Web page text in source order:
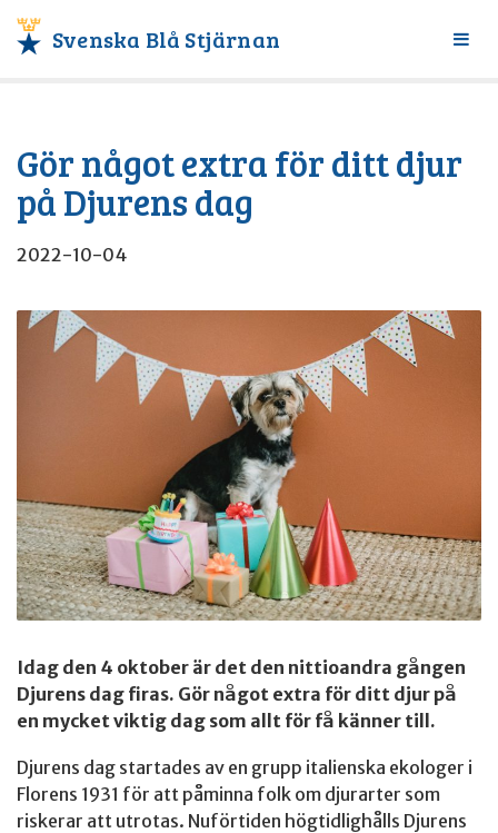
Svenska Blå Stjärnan
Växla
Gör något extra för ditt djur
på Djurens dag
2022-10-04
Idag den 4 oktober är det den nittioandra gången
Djurens dag firas. Gör något extra för ditt djur på
en mycket viktig dag som allt för få känner till.
Djurens dag startades av en grupp italienska ekologer i
Florens 1931 för att påminna folk om djurarter som
riskerar att utrotas. Nuförtiden högtidlighålls Djurens